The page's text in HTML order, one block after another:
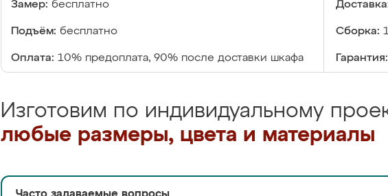
Замер: бесплатно
Подъём: бесплатно Сборка:
Оплата: 10% предоплата, 90% после доставки шкафа Гарантия:
Изготовим по индивидуальному
любые размеры, цвета и материалы